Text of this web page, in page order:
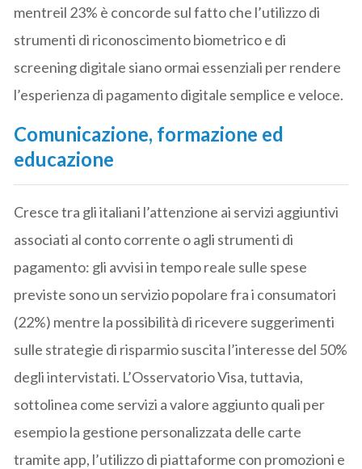
mentreil 23% è concorde sul fatto che l’utilizzo di
strumenti di riconoscimento biometrico e di
screening digitale siano ormai essenziali per rendere
l’esperienza di pagamento digitale semplice e veloce.
Comunicazione, formazione ed
educazione
Cresce tra gli italiani l’attenzione ai servizi aggiuntivi
associati al conto corrente o agli strumenti di
pagamento: gli avvisi in tempo reale sulle spese
previste sono un servizio popolare fra i consumatori
(22%) mentre la possibilità di ricevere suggerimenti
sulle strategie di risparmio suscita l’interesse del 50%
degli intervistati. L’Osservatorio Visa, tuttavia,
sottolinea come servizi a valore aggiunto quali per
esempio la gestione personalizzata delle carte
tramite app, l’utilizzo di piattaforme con promozioni e